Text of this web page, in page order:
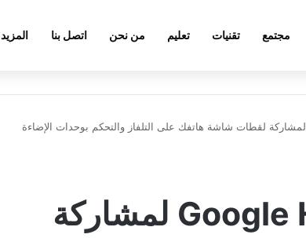
مجتمع تقنيات تعليم من نحن اتصل بنا المزيد
تحميل تطبيق Google Home لمشاركة لقطات شاشة هاتفك على التلفاز والتحكم بوحدات الإضاءة
تحميل تطبيق Google Home لمشاركة